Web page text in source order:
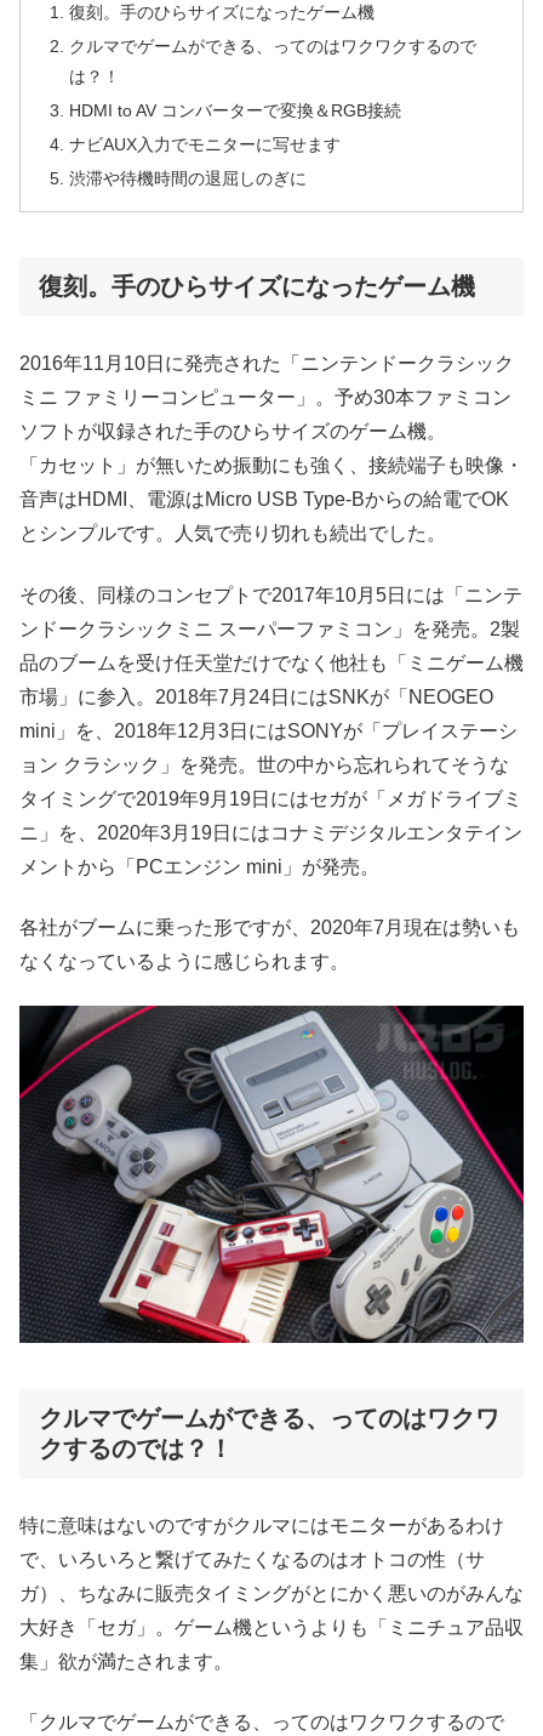
復刻。手のひらサイズになったゲーム機
クルマでゲームができる、ってのはワクワクするので
は？！
HDMI to AV コンバーターで変換＆RGB接続
ナビAUX入力でモニターに写せます
渋滞や待機時間の退屈しのぎに
復刻。手のひらサイズになったゲーム機
2016年11月10日に発売された「ニンテンドークラシック
ミニ ファミリーコンピューター」。予め30本ファミコン
ソフトが収録された手のひらサイズのゲーム機。
「カセット」が無いため振動にも強く、接続端子も映像・
音声はHDMI、電源はMicro USB Type-Bからの給電でOK
とシンプルです。人気で売り切れも続出でした。
その後、同様のコンセプトで2017年10月5日には「ニンテ
ンドークラシックミニ スーパーファミコン」を発売。2製
品のブームを受け任天堂だけでなく他社も「ミニゲーム機
市場」に参入。2018年7月24日にはSNKが「NEOGEO
mini」を、2018年12月3日にはSONYが「プレイステーシ
ョン クラシック」を発売。世の中から忘れられてそうな
タイミングで2019年9月19日にはセガが「メガドライブミ
ニ」を、2020年3月19日にはコナミデジタルエンタテイン
メントから「PCエンジン mini」が発売。
各社がブームに乗った形ですが、2020年7月現在は勢いも
なくなっているように感じられます。
クルマでゲームができる、ってのはワクワ
クするのでは？！
特に意味はないのですがクルマにはモニターがあるわけ
で、いろいろと繋げてみたくなるのはオトコの性（サ
ガ）、ちなみに販売タイミングがとにかく悪いのがみんな
大好き「セガ」。ゲーム機というよりも「ミニチュア品収
集」欲が満たされます。
「クルマでゲームができる、ってのはワクワクするので